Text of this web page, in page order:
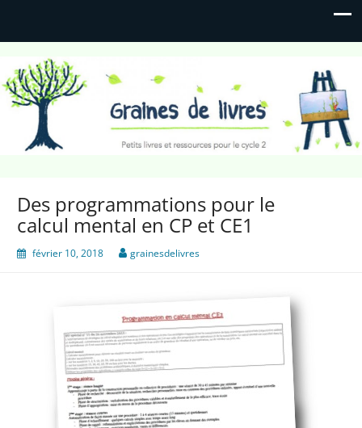
Graines de livres
Petits livres et ressources pour le cycle 2
Des programmations pour le
calcul mental en CP et CE1
février 10, 2018 grainesdelivres